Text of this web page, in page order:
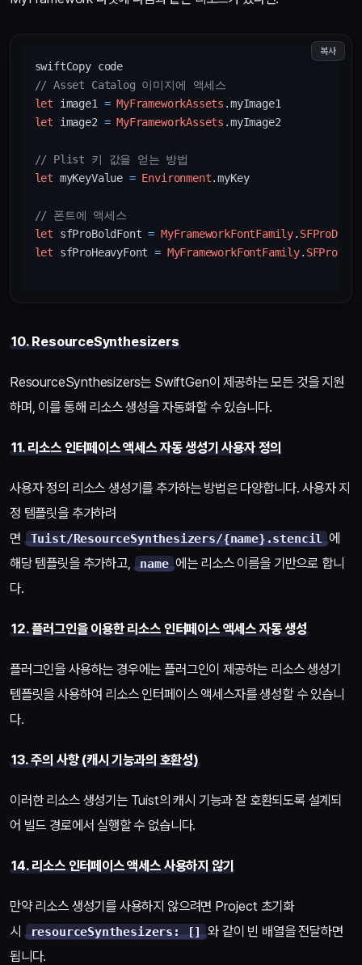
swiftCopy code
// Asset Catalog 이미지에 액세스
let image1 = MyFrameworkAssets
let image2 = MyFrameworkAssets .myImage2
// Plist 키 값을 얻는 방법
let myKeyValue = Environment.myKey
// 폰트에 액세스
let sfProBoldFont = MyFrameworkFontFamily.
let sfProHeavyFont = MyFrameworkFontFamily.
복사
10. ResourceSynthesizers
ResourceSynthesizers는 SwiftGen이 제공하는 모든 것을 지원
하며, 이를 통해 리소스 생성을 자동화할 수 있습니다.
11. 리소스 인터페이스 액세스 자동 생성기 사용자 정의
사용자 정의 리소스 생성기를 추가하는 방법은 다양합니다. 사용자 지
정 템플릿을 추가하려
면
Tuist/ResourceSynthesizers/{name}.stencil 에
해당 템플릿을 추가하고, name 에는 리소스 이름을 기반으로 합니
다.
12. 플러그인을 이용한 리소스 인터페이스 액세스 자동 생성
플러그인을 사용하는 경우에는 플러그인이 제공하는 리소스 생성기
템플릿을 사용하여 리소스 인터페이스 액세스자를 생성할 수 있습니
다.
13. 주의 사항 (캐시 기능과의 호환성)
이러한 리소스 생성기는 Tuist의 캐시 기능과 잘 호환되도록 설계되
어 빌드 경로에서 실행할 수 없습니다.
14. 리소스 인터페이스 액세스 사용하지 않기
만약 리소스 생성기를 사용하지 않으려면 Project 초기화
시
resourceSynthesizers: [] 와 같이 빈 배열을 전달하면
됩니다.